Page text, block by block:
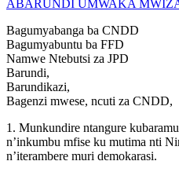
Bagumyabanga ba CNDD
Bagumyabuntu ba FFD
Namwe Ntebutsi za JPD
Barundi,
Barundikazi,
Bagenzi mwese, ncuti za CNDD,
1. Munkundire ntangure
n’inkumbu mfise ku mutima nti
n’iterambere muri demokarasi.